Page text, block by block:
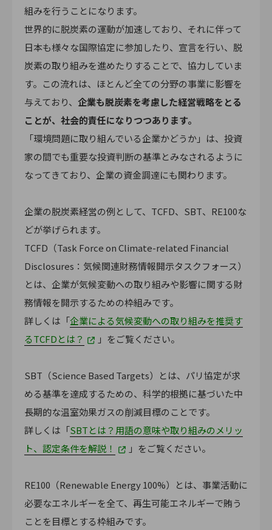
組みを行うことになります。
世界的に脱炭素の運動が加速しており、それに伴って
日本も様々な国際協定に参加したり、宣言を行い、脱
炭素の取り組みを進めたりすることで、協力していま
す。この流れは、ほとんど全ての分野の事業に影響を
与えており、 企業も脱炭素を考慮した経営戦略をとる
ことが、社会的責任になりつつあります。
「環境問題に取り組んでいる企業かどうか」は、投資
家の間でも重要な投資判断の基準とみなされるように
なってきており、企業の資金調達にも関わります。
企業の脱炭素経営の例として、TCFD、SBT、RE100な
どが挙げられます。
TCFD（Task Force on Climate-related Financial
Disclosures：気候関連財務情報開示タスクフォース）
とは、企業が気候変動への取り組みや影響に関する財
務情報を開示するための枠組みです。
詳しくは「企業による気候変動への取り組みを推奨す
るTCFDとは？
」をご覧ください。
SBT（Science Based Targets）とは、パリ協定が求
める基準を達成するための、科学的根拠に基づいた中
長期的な温室効果ガスの削減目標のことです。
詳しくは「SBTとは？用語の意味や取り組みのメリッ
ト、認定条件を解説！
」をご覧ください。
RE100（Renewable Energy 100%）とは、事業活動に
必要なエネルギーを全て、再生可能エネルギーで賄う
ことを目標とする枠組みです。